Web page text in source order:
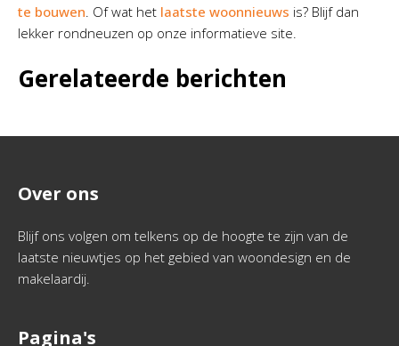
te bouwen. Of wat het laatste woonnieuws is? Blijf dan
lekker rondneuzen op onze informatieve site.
Gerelateerde berichten
Over ons
Blijf ons volgen om telkens op de hoogte te zijn van de
laatste nieuwtjes op het gebied van woondesign en de
makelaardij.
Pagina's